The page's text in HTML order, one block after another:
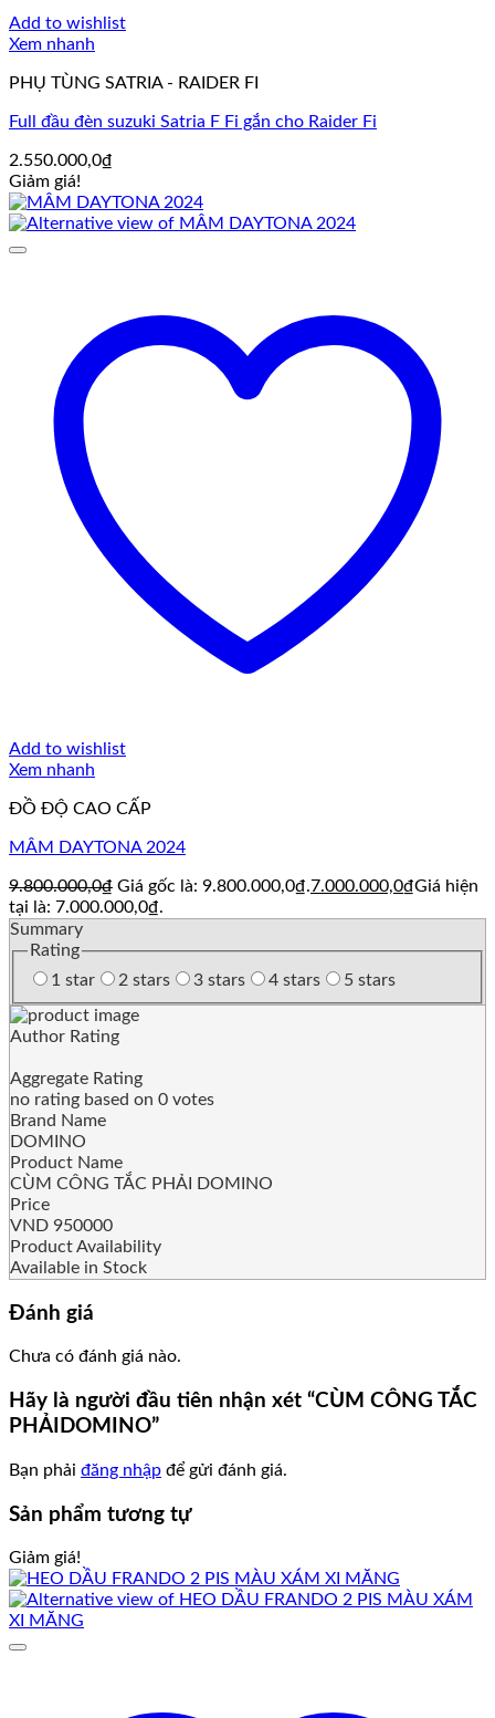
Add to wishlist
Xem nhanh
PHỤ TÙNG SATRIA - RAIDER FI
Full đầu đèn suzuki Satria F Fi gắn cho Raider Fi
2.550.000,0₫
Giảm giá!
Add to wishlist
Xem nhanh
ĐỒ ĐỘ CAO CẤP
MÂM DAYTONA 2024
9.800.000,0₫ Giá gốc là: 9.800.000,0₫.7.000.000,0₫Giá hiện
tại là: 7.000.000,0₫.
Summary
Rating
1 star
2 stars 3 stars 4 stars 5 stars
Author Rating
Aggregate Rating
no rating based on 0 votes
Brand Name
DOMINO
Product Name
CÙM CÔNG TẮC PHẢI DOMINO
Price
VND 950000
Product Availability
Available in Stock
Đánh giá
Chưa có đánh giá nào.
Hãy là người đầu tiên nhận xét “CÙM CÔNG TẮC
PHẢIDOMINO”
Bạn phải đăng nhập để gửi đánh giá.
Sản phẩm tương tự
Giảm giá!